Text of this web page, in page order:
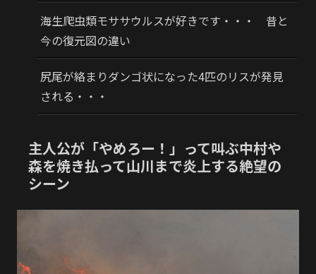
海生爬虫類モササウルスが好きです・・・ 昔と
今の復元図の違い
尻尾が絡まりダンゴ状になった4匹のリスが発見
される・・・
主人公が「やめろー！」って叫ぶ中村や
森を焼き払って山川まで炎上する絶望の
シーン